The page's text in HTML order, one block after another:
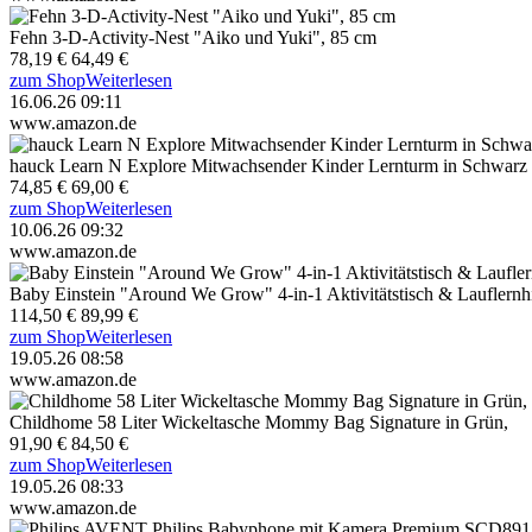
Fehn 3-D-Activity-Nest "Aiko und Yuki", 85 cm
78,19 € 64,49 €
zum ShopWeiterlesen
16.06.26 09:11
www.amazon.de
hauck Learn N Explore Mitwachsender Kinder Lernturm in Schwarz
74,85 € 69,00 €
zum ShopWeiterlesen
10.06.26 09:32
www.amazon.de
Baby Einstein "Around We Grow" 4-in-1 Aktivitätstisch &
114,50 € 89,99 €
zum ShopWeiterlesen
19.05.26 08:58
www.amazon.de
Childhome 58 Liter Wickeltasche Mommy Bag Signature in Grün,
91,90 € 84,50 €
zum ShopWeiterlesen
19.05.26 08:33
www.amazon.de